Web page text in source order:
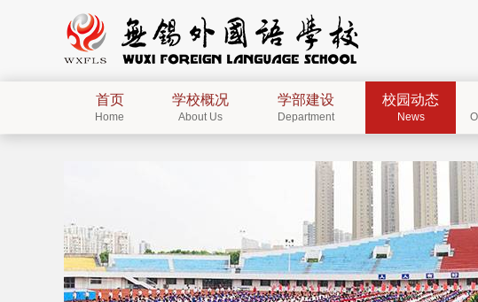
首页
Home
学校概况
About Us
学部建设
Department
校园动态
News